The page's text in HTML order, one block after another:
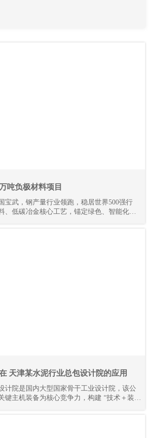
吨负极材料项目
宝武，钢产量行业领跑，稳居世界500强行
、低碳冶金核心工艺，锚定绿色、智能化发
天津某水泥行业总包设计院的应用
计院是国内大型国家骨干工业设计院，该公
键主机装备为核心竞争力，构建 “技术＋装